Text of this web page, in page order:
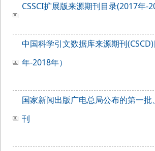
CSSCI扩展版来源期刊目录(2017年-
中国科学引文数据库来源期刊
年-2018年）
国家新闻出版广电总局公布的第一批
刊